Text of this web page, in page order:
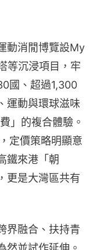
動消閒博覽設My
等沉浸項目，牢
國、超過1,300
運動與環球滋味
」的複合體驗。
定價策略明顯意
鐵來港「朝
更是大灣區共有
界融合、扶持青